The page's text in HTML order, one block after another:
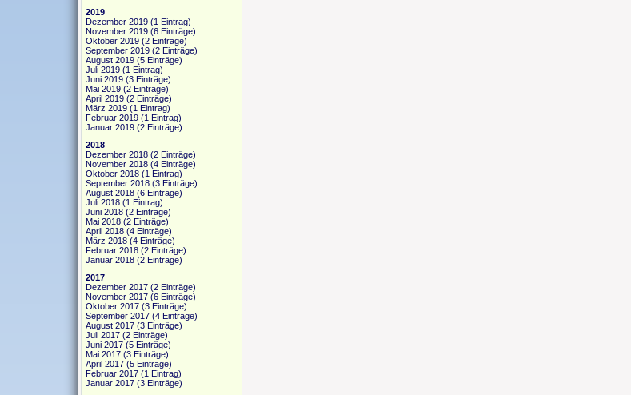
2019
Dezember 2019 (1 Eintrag)
November 2019 (6 Einträge)
Oktober 2019 (2 Einträge)
September 2019 (2 Einträge)
August 2019 (5 Einträge)
Juli 2019 (1 Eintrag)
Juni 2019 (3 Einträge)
Mai 2019 (2 Einträge)
April 2019 (2 Einträge)
März 2019 (1 Eintrag)
Februar 2019 (1 Eintrag)
Januar 2019 (2 Einträge)
2018
Dezember 2018 (2 Einträge)
November 2018 (4 Einträge)
Oktober 2018 (1 Eintrag)
September 2018 (3 Einträge)
August 2018 (6 Einträge)
Juli 2018 (1 Eintrag)
Juni 2018 (2 Einträge)
Mai 2018 (2 Einträge)
April 2018 (4 Einträge)
März 2018 (4 Einträge)
Februar 2018 (2 Einträge)
Januar 2018 (2 Einträge)
2017
Dezember 2017 (2 Einträge)
November 2017 (6 Einträge)
Oktober 2017 (3 Einträge)
September 2017 (4 Einträge)
August 2017 (3 Einträge)
Juli 2017 (2 Einträge)
Juni 2017 (5 Einträge)
Mai 2017 (3 Einträge)
April 2017 (5 Einträge)
Februar 2017 (1 Eintrag)
Januar 2017 (3 Einträge)